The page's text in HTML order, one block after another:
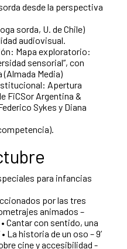
desde la perspectiva
sorda, U. de Chile)
audiovisual.
Mapa exploratorio:
sensorial”, con
(Almada Media)
Apertura
FiCSor Argentina &
Sykes y Diana
para infancias
por las tres
animados –
Cantar con sentido, una
La historia de un oso – 9’
cine y accesibilidad -